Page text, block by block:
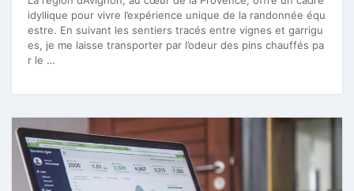
idyllique pour vivre l’expérience unique de la randonnée équ
estre. En suivant les sentiers tracés entre vignes et garrigu
es, je me laisse transporter par l’odeur des pins chauffés pa
r le …